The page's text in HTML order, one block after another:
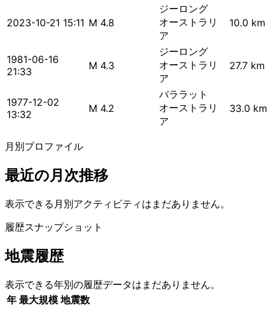
2023-10-21 15:11 M 4.8
ジーロング
オーストラリ
ア
10.0 km
1981-06-16
21:33
M 4.3
ジーロング
オーストラリ
ア
27.7 km
1977-12-02
13:32
M 4.2
バララット
オーストラリ
ア
33.0 km
月別プロファイル
最近の月次推移
表示できる月別アクティビティはまだありません。
履歴スナップショット
地震履歴
表示できる年別の履歴データはまだありません。
年 最大規模 地震数